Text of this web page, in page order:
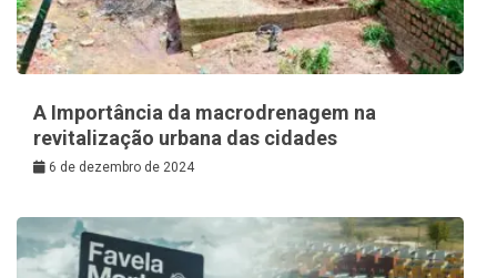
A Importância da macrodrenagem na
revitalização urbana das cidades
6 de dezembro de 2024